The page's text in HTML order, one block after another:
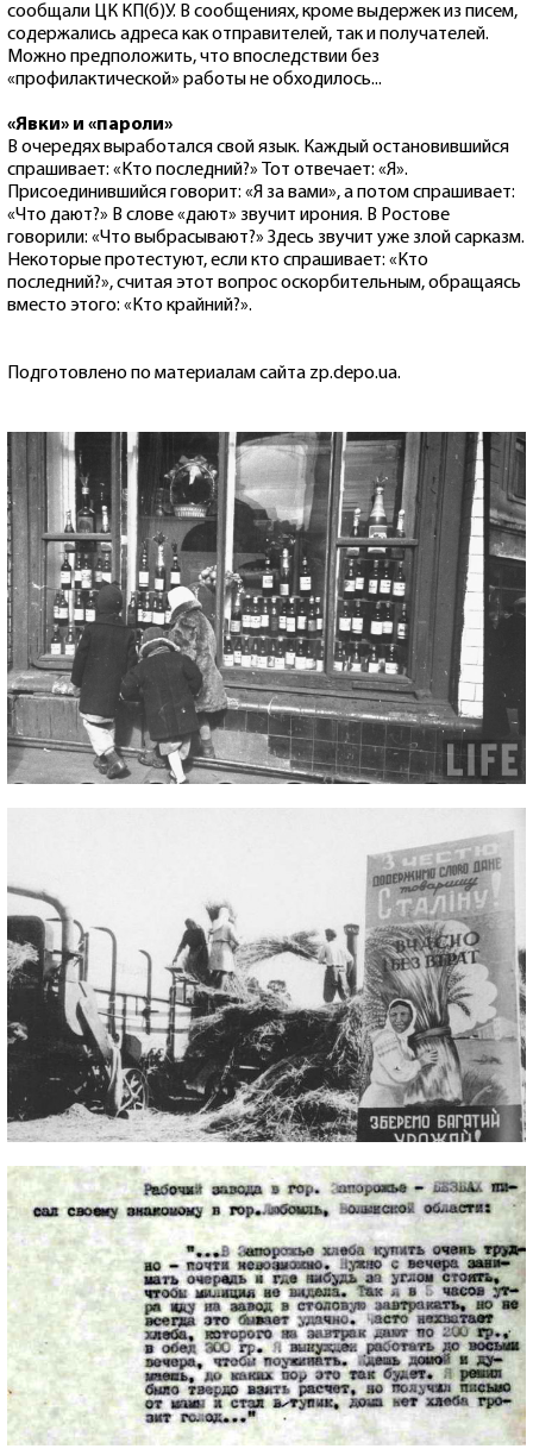
сообщали ЦК КП(б)У. В сообщениях, кроме выдержек из писем,
содержались адреса как отправителей, так и получателей.
Можно предположить, что впоследствии без
«профилактической» работы не обходилось...
«Явки» и «пароли»
В очередях выработался свой язык. Каждый остановившийся
спрашивает: «Кто последний?» Тот отвечает: «Я».
Присоединившийся говорит: «Я за вами», а потом спрашивает:
«Что дают?» В слове «дают» звучит ирония. В Ростове
говорили: «Что выбрасывают?» Здесь звучит уже злой сарказм.
Некоторые протестуют, если кто спрашивает: «Кто
последний?», считая этот вопрос оскорбительным, обращаясь
вместо этого: «Кто крайний?».
Подготовлено по материалам сайта zp.depo.ua.